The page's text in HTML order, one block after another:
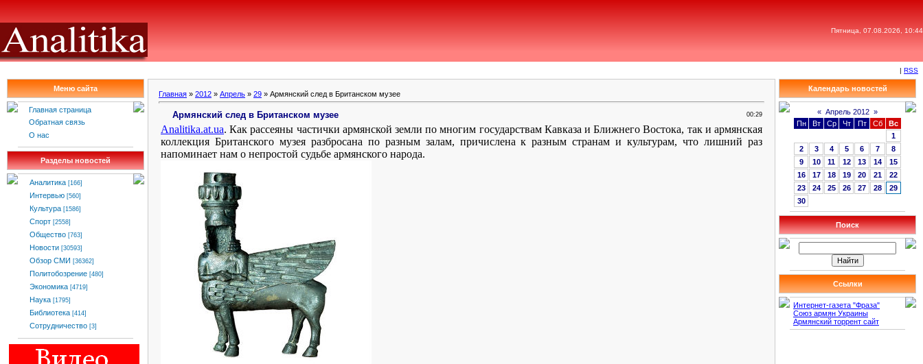
Пятница, 07.08.2026, 10:44
| RSS
Меню сайта
Главная страница
Обратная связь
О нас
Разделы новостей
Аналитика [166]
Интервью [560]
Культура [1586]
Спорт [2558]
Общество [763]
Новости [30593]
Обзор СМИ [36362]
Политобозрение [480]
Экономика [4719]
Наука [1795]
Библиотека [414]
Сотрудничество [3]
Главная » 2012 » Апрель » 29 » Армянский след в Британском музее
Армянский след в Британском музее 00:29
Analitika.at.ua. Как рассеяны частички армянской земли по многим государствам Кавказа и Ближнего Востока, так и армянская
коллекция Британского музея разбросана по разным залам, причислена к разным странам и культурам, что лишний раз
напоминает нам о непростой судьбе армянского народа.
Календарь новостей
« Апрель 2012 »
Пн
Вт Ср Чт Пт Сб
Вс
1
2
3 4 5 6 7
8
9
10 11 12 13 14
15
16
17 18 19 20 21
22
23
24 25 26 27 28
29
30
Поиск
Ссылки
Интернет-газета "Фраза"
Союз армян Украины
Армянский торрент сайт